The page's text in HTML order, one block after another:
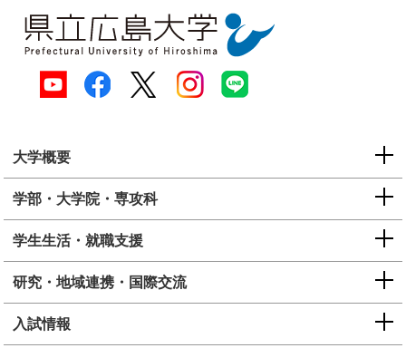
大学概要
学部・大学院・専攻科
学生生活・就職支援
研究・地域連携・国際交流
入試情報